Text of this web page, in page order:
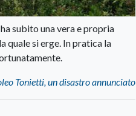
subito una vera e propria
quale si erge. In pratica la
Tonietti, un disastro annunciato